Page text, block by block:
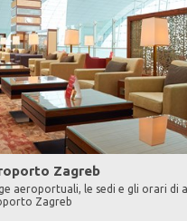
Zagreb
aeroportuali, le sedi e gli orari di
Zagreb